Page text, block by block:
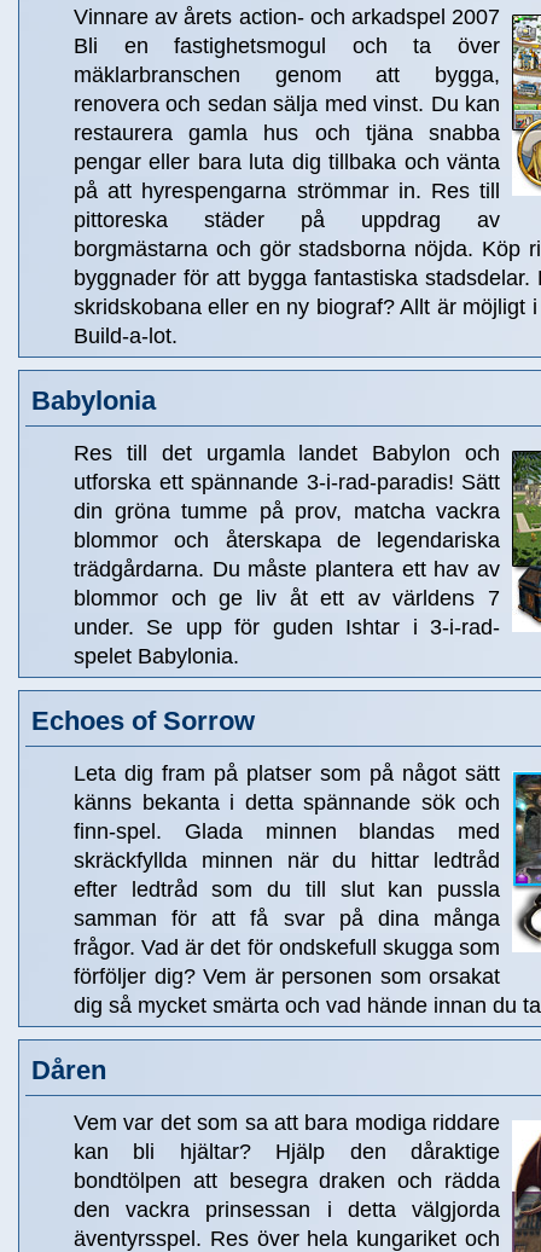
Vinnare av årets action- och arkadspel 2007
Bli en fastighetsmogul och ta över
mäklarbranschen genom att bygga,
renovera och sedan sälja med vinst. Du kan
restaurera gamla hus och tjäna snabba
pengar eller bara luta dig tillbaka och vänta
på att hyrespengarna strömmar in. Res till
pittoreska städer på uppdrag av
borgmästarna och gör stadsborna nöjda. Köp
byggnader för att bygga fantastiska
skridskobana eller en ny biograf? Allt är möjligt
Build-a-lot.
Babylonia
Res till det urgamla landet Babylon och
utforska ett spännande 3-i-rad-paradis! Sätt
din gröna tumme på prov, matcha vackra
blommor och återskapa de legendariska
trädgårdarna. Du måste plantera ett hav av
blommor och ge liv åt ett av världens 7
under. Se upp för guden Ishtar i 3-i-rad-
spelet Babylonia.
Echoes of Sorrow
Leta dig fram på platser som på något sätt
känns bekanta i detta spännande sök och
finn-spel. Glada minnen blandas med
skräckfyllda minnen när du hittar ledtråd
efter ledtråd som du till slut kan pussla
samman för att få svar på dina många
frågor. Vad är det för ondskefull skugga som
förföljer dig? Vem är personen som orsakat
dig så mycket smärta och vad hände innan du
Dåren
Vem var det som sa att bara modiga riddare
kan bli hjältar? Hjälp den dåraktige
bondtölpen att besegra draken och rädda
den vackra prinsessan i detta välgjorda
äventyrsspel. Res över hela kungariket och